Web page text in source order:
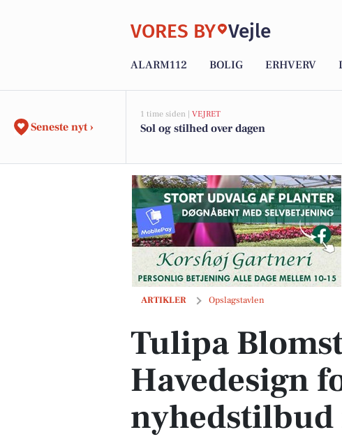
VORES BY Vejle
ALARM112 BOLIG ERHVERV
Seneste nyt ›
1 time siden | VEJRET
Sol og stilhed over dagen
ARTIKLER Opslagstavlen
Tulipa Blomster & Havedesign fortsætter
Tulipa
Havedesign
nyhedstilbud